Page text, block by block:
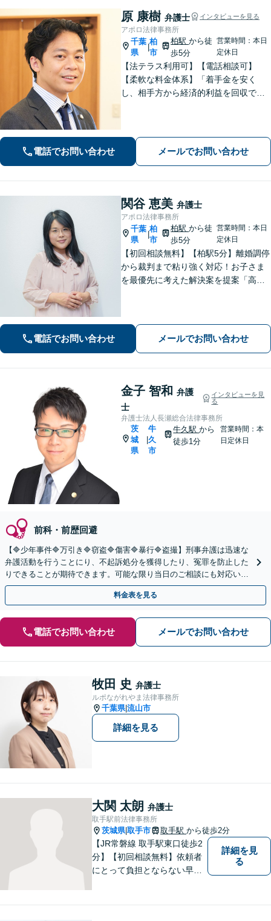
原 康樹 弁護士 インタビューを見る
アポロ法律事務所
千葉
県
|
柏
市
柏駅から徒
歩5分
営業時間：本日
定休日
【法テラス利用可】【電話相談可】
【柔軟な料金体系】「着手金を安く
し、相手方から経済的利益を回収でき
通事故 など【柏駅5分】
電話でお問い合わせ メールでお問い合わせ
関谷 恵美 弁護士
アポロ法律事務所
千葉
県
|
柏
市
柏駅から徒
歩5分
営業時間：本日
定休日
【初回相談無料】【柏駅5分】離婚調停
から裁判まで粘り強く対応！お子さま
を最優先に考えた解決案を提案「高齢
日・夜間面談可】【分割・後払い対
応】
電話でお問い合わせ メールでお問い合わせ
金子 智和 弁護
士
インタビューを見
る
弁護士法人長瀬総合法律事務所
茨
城
県
牛
久
市
牛久駅から
徒歩1分
営業時間：本
日定休日
前科・前歴回避
【🔷少年事件🔷万引き🔷窃盗🔷傷害🔷暴行🔷盗撮】刑事弁護は迅速な
弁護活動を行うことにり、不起訴処分を獲得したり、冤罪を防止した
りできることが期待できます。可能な限り当日のご相談にも対応いた
します。◤完全予約制・初回法律相談無料◢
料金表を見る
電話でお問い合わせ メールでお問い合わせ
牧田 史 弁護士
ルポながれやま法律事務所
千葉県|流山市
詳細を見る
大関 太朗 弁護士
取手駅前法律事務所
茨城県|取手市 取手駅 から徒歩2分
【JR常磐線 取手駅東口徒歩2
分】【初回相談無料】依頼者
にとって負担とならない早期
詳細を見
る